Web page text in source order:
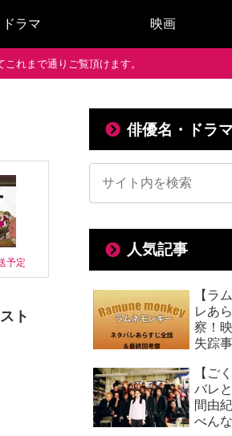
ドラマ 映画
れまで通りご覧頂けます。
予定
ト
俳優名・ドラ
人気記事
【ラ
レあ
察！
失踪
【ご
バレ
間由
べん